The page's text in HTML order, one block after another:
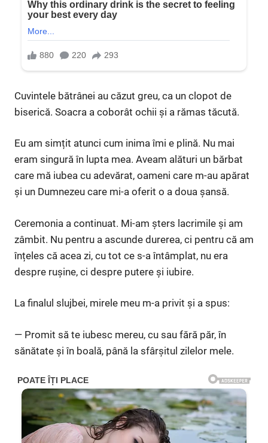
Cuvintele bătrânei au căzut greu, ca un clopot de
biserică. Soacra a coborât ochii și a rămas tăcută.
Eu am simțit atunci cum inima îmi e plină. Nu mai
eram singură în lupta mea. Aveam alături un bărbat
care mă iubea cu adevărat, oameni care m-au apărat
și un Dumnezeu care mi-a oferit o a doua șansă.
Ceremonia a continuat. Mi-am șters lacrimile și am
zâmbit. Nu pentru a ascunde durerea, ci pentru că am
înțeles că acea zi, cu tot ce s-a întâmplat, nu era
despre rușine, ci despre putere și iubire.
La finalul slujbei, mirele meu m-a privit și a spus:
— Promit să te iubesc mereu, cu sau fără păr, în
sănătate și în boală, până la sfârșitul zilelor mele.